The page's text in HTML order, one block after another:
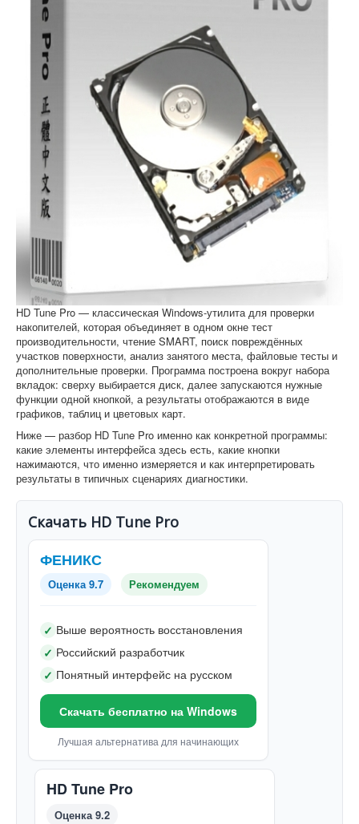
Софт
HD Tune Pro — классическая Windows-утилита для проверки
накопителей, которая объединяет в одном окне тест
производительности, чтение SMART, поиск повреждённых
участков поверхности, анализ занятого места, файловые тесты и
дополнительные проверки. Программа построена вокруг набора
вкладок: сверху выбирается диск, далее запускаются нужные
функции одной кнопкой, а результаты отображаются в виде
графиков, таблиц и цветовых карт.
Ниже — разбор HD Tune Pro именно как конкретной программы:
какие элементы интерфейса здесь есть, какие кнопки
нажимаются, что именно измеряется и как интерпретировать
результаты в типичных сценариях диагностики.
Скачать HD Tune Pro
ФЕНИКС
Оценка 9.7 Рекомендуем
✓ Выше вероятность восстановления
✓ Российский разработчик
✓ Понятный интерфейс на русском
Скачать бесплатно на Windows
Лучшая альтернатива для начинающих
HD Tune Pro
Оценка 9.2